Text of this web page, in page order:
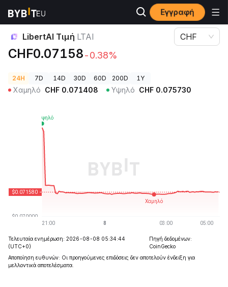
Εγγραφή
Τιμές Κρυπτονομισμάτων LibertAI Τιμή LTAI
LibertAI Τιμή LTAI
CHF0.07158-0.38%
CHF
24H 7D 14D 30D 60D 200D 1Y
Χαμηλό CHF 0.071408 Υψηλό CHF 0.075730
Τελευταία ενημέρωση: 2026-08-08 05:34:44
(UTC+0)
Πηγή δεδομένων:
CoinGecko
Αποποίηση ευθυνών: Οι προηγούμενες επιδόσεις δεν αποτελούν ένδειξη για
μελλοντικά αποτελέσματα.